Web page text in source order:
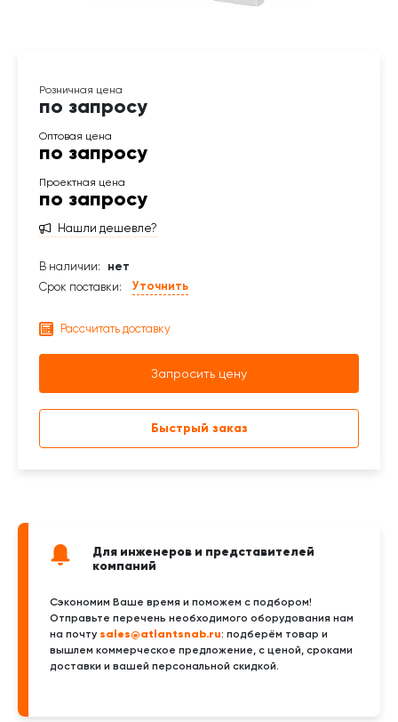
Для инженеров и представителей
компаний
Сэкономим Ваше время и поможем с подбором!
Отправьте перечень необходимого оборудования нам
на почту sales@atlantsnab.ru: подберём товар и
вышлем коммерческое предложение, с ценой, сроками
доставки и вашей персональной скидкой.
по запросу
по запросу
по запросу
Нашли дешевле?
В наличии:
нет
Срок поставки:
Уточнить
Рассчитать доставку
Запросить цену
Быстрый заказ